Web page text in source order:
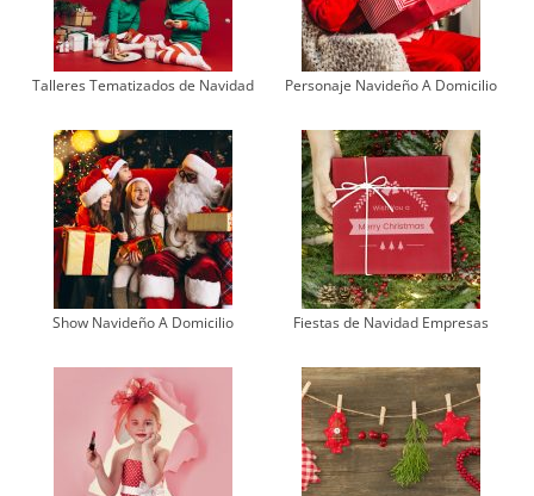
Talleres Tematizados de Navidad Personaje Navideño A Domicilio
Show Navideño A Domicilio Fiestas de Navidad Empresas